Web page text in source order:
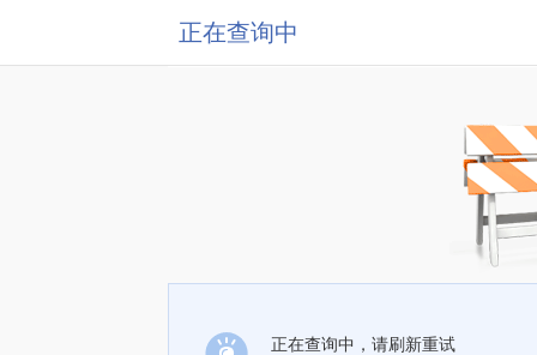
正在查询中
正在查询中，请刷新重试